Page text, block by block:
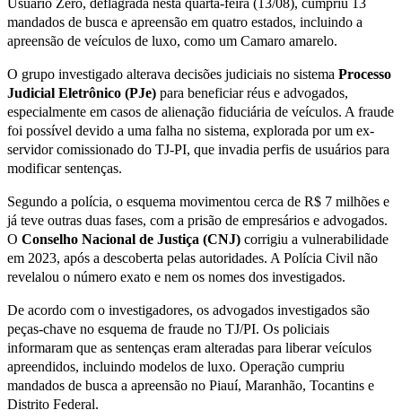
mandados de busca e apreensão em quatro estados, incluindo a
apreensão de veículos de luxo, como um Camaro amarelo.
O grupo investigado alterava decisões judiciais no sistema Processo
Judicial Eletrônico (PJe) para beneficiar réus e advogados,
especialmente em casos de alienação fiduciária de veículos. A fraude
foi possível devido a uma falha no sistema, explorada por um ex-
servidor comissionado do TJ-PI, que invadia perfis de usuários para
modificar sentenças.
Segundo a polícia, o esquema movimentou cerca de R$ 7 milhões e
já teve outras duas fases, com a prisão de empresários e advogados.
O Conselho Nacional de Justiça (CNJ) corrigiu a vulnerabilidade
em 2023, após a descoberta pelas autoridades. A Polícia Civil não
revelalou o número exato e nem os nomes dos investigados.
De acordo com o investigadores, os advogados investigados são
peças-chave no esquema de fraude no TJ/PI. Os policiais
informaram que as sentenças eram alteradas para liberar veículos
apreendidos, incluindo modelos de luxo. Operação cumpriu
mandados de busca a apreensão no Piauí, Maranhão, Tocantins e
Distrito Federal.